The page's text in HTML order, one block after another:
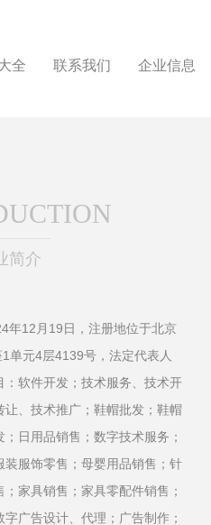
全 联系我们 企业信息
简介
年12月19日，注册地位于北京
单元4层4139号，法定代表人
软件开发；技术服务、技术开
、技术推广；鞋帽批发；鞋帽
日用品销售；数字技术服务；
服饰零售；母婴用品销售；针
家具销售；家具零配件销售；
广告设计、代理；广告制作；